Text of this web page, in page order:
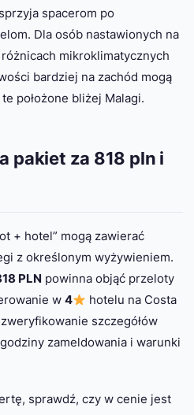
spacerom po
Dla osób nastawionych na
mikroklimatycznych
bardziej na zachód mogą
położone bliżej Malagi.
pakiet za 818 pln i
+ hotel” mogą zawierać
z określonym wyżywieniem.
PLN powinna objąć przeloty
w 4
hotelu na Costa
szczegółów
zameldowania i warunki
sprawdź, czy w cenie jest